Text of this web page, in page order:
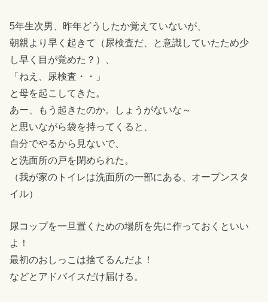
5年生次男、昨年どうしたか覚えていないが、
朝親より早く起きて（尿検査だ、と意識していたため少
し早く目が覚めた？）、
「ねえ、尿検査・・」
と母を起こしてきた。
あー、もう起きたのか。しょうがないな～
と思いながら袋を持ってくると、
自分でやるから見ないで、
と洗面所の戸を閉められた。
（我が家のトイレは洗面所の一部にある、オープンスタ
イル）
尿コップを一旦置くための場所を先に作っておくといい
よ！
最初のおしっこは捨てるんだよ！
などとアドバイスだけ届ける。